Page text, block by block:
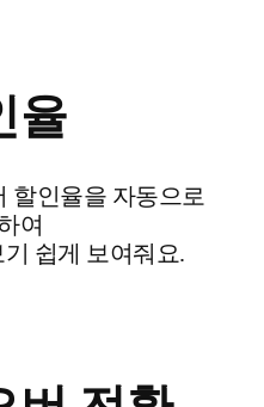
율
할인율을 자동으로
여
쉽게 보여줘요.